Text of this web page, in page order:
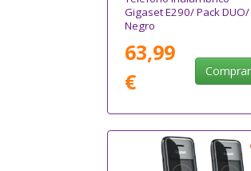
Gigaset E290/ Pack DUO/
Negro
63,99
€
Comprar